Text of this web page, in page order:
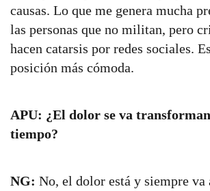
causas. Lo que me genera mucha
las personas que no militan, pero
hacen catarsis por redes sociales.
posición más cómoda.
APU: ¿El dolor se va
tiempo?
NG: No, el dolor está y siempre va